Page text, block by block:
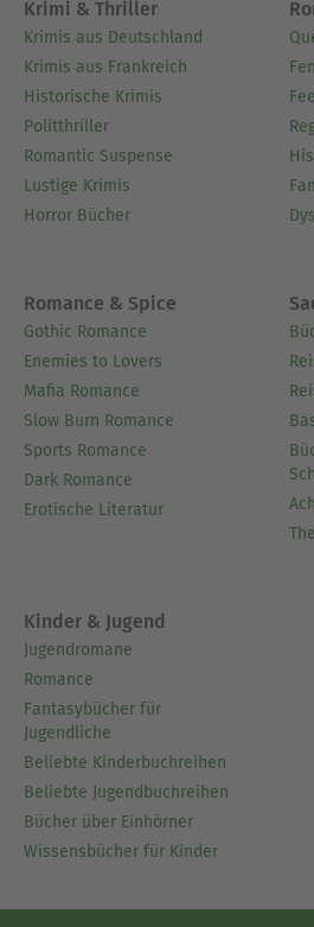
Krimi & Thriller
Krimis aus Deutschland
Krimis aus Frankreich
Historische Krimis
Politthriller
Romantic Suspense
Lustige Krimis
Horror Bücher
Romance & Spice
Gothic Romance
Enemies to Lovers
Mafia Romance
Slow Burn Romance
Sports Romance
Dark Romance
Erotische Literatur
Kinder & Jugend
Jugendromane
Romance
Fantasybücher für
Jugendliche
Beliebte Kinderbuchreihen
Beliebte Jugendbuchreihen
Bücher über Einhörner
Wissensbücher für Kinder